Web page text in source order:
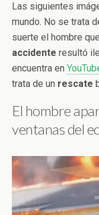
Las siguientes
mundo. No se trata
suerte el hombre
accidente resultó
encuentra en
trata de un rescate
El hombre
ventanas del